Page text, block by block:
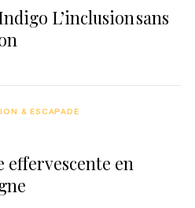
L’inclusion sans
effervescente en
& ESCAPADE